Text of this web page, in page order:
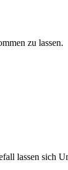
zu lassen.
lassen sich